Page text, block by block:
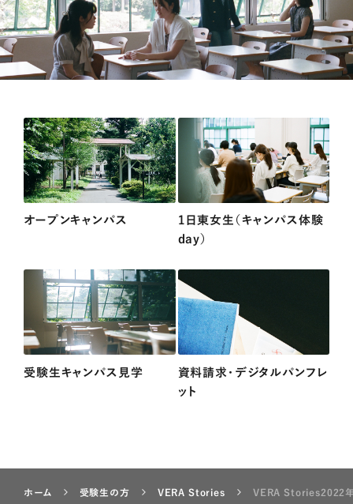
オープンキャンパス
1日東女生（キャンパス体験
day）
受験生キャンパス見学
資料請求・デジタルパンフレ
ット
ホーム 受験生の方 VERA Stories VERA Stories2022